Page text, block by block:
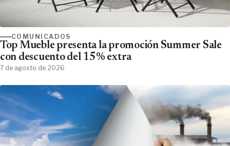
COMUNICADOS
Top Mueble presenta la promoción Summer Sale
con descuento del 15% extra
7 de agosto de 2026